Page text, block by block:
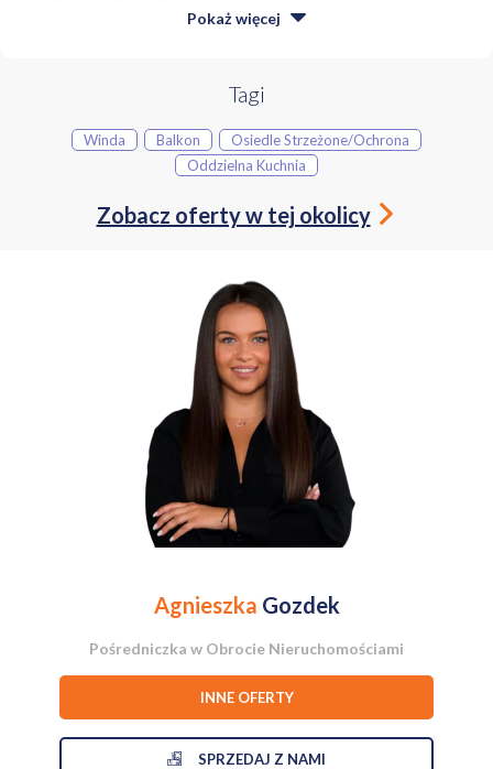
Rozkład pomieszczeń: aneks kuchenny, salon, łazienka, przedpokój
Stan: w pełni umeblowane, wszystkie sprzęty oraz meble wliczone
Cena: 540 000 PLN
Funkcjonalny rozkład pomieszczeń z aneksem kuchennym oraz
Położenie w jednej z najbardziej poszukiwanych lokalizacji Ursus.
Pełne wyposażenie włączone w cenę, gotowe do zamieszkania od
Idealne zarówno dla inwestycji, jak i jako pierwsze mieszkanie dla
Nie przegap tej wyjątkowej okazji na zakup doskonałej
nieruchomości w atrakcyjnej cenie! Skontaktuj się z nami już dzisiaj,
aby umówić się na oglądanie mieszkania.
Zapraszamy do kontaktu w celu uzyskania dodatkowych informacji
oraz umówienia się na spotkanie w celu obejrzenia nieruchomości.
Pokaż więcej
Tagi
Winda Balkon
Osiedle Strzeżone/ochrona
Oddzielna Kuchnia
Zobacz oferty w tej okolicy
Agnieszka Gozdek
Pośredniczka w Obrocie Nieruchomościami
INNE OFERTY
SPRZEDAJ Z NAMI